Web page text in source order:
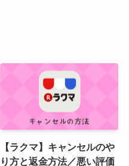
【ラクマ】キャンセルのや
り方と返金方法／悪い評価